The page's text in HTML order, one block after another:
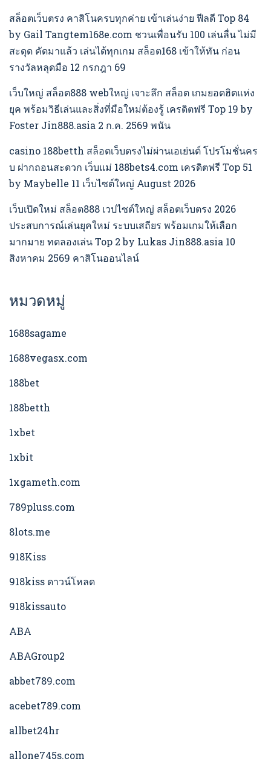
สล็อตเว็บตรง คาสิโนครบทุกค่าย เข้าเล่นง่าย ฟีลดี Top 84
by Gail Tangtem168e.com ชวนเพื่อนรับ 100 เล่นลื่น ไม่มี
สะดุด คัดมาแล้ว เล่นได้ทุกเกม สล็อต168 เข้าให้ทัน ก่อน
รางวัลหลุดมือ 12 กรกฎา 69
เว็บใหญ่ สล็อต888 webใหญ่ เจาะลึก สล็อต เกมยอดฮิตแห่ง
ยุค พร้อมวิธีเล่นและสิ่งที่มือใหม่ต้องรู้ เครดิตฟรี Top 19 by
Foster Jin888.asia 2 ก.ค. 2569 พนัน
casino 188betth สล็อตเว็บตรงไม่ผ่านเอเย่นต์ โปรโมชั่นคร
บ ฝากถอนสะดวก เว็บแม่ 188bets4.com เครดิตฟรี Top 51
by Maybelle 11 เว็บไซต์ใหญ่ August 2026
เว็บเปิดใหม่ สล็อต888 เวปไซต์ใหญ่ สล็อตเว็บตรง 2026
ประสบการณ์เล่นยุคใหม่ ระบบเสถียร พร้อมเกมให้เลือก
มากมาย ทดลองเล่น Top 2 by Lukas Jin888.asia 10
สิงหาคม 2569 คาสิโนออนไลน์
หมวดหมู่
1688sagame
1688vegasx.com
188bet
188betth
1xbet
1xbit
1xgameth.com
789pluss.com
8lots.me
918Kiss
918kiss ดาวน์โหลด
918kissauto
ABA
ABAGroup2
abbet789.com
acebet789.com
allbet24hr
allone745s.com